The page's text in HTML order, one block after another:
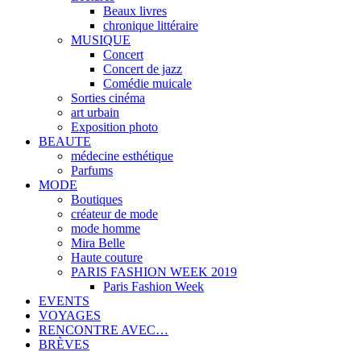
Beaux livres
chronique littéraire
MUSIQUE
Concert
Concert de jazz
Comédie muicale
Sorties cinéma
art urbain
Exposition photo
BEAUTE
médecine esthétique
Parfums
MODE
Boutiques
créateur de mode
mode homme
Mira Belle
Haute couture
PARIS FASHION WEEK 2019
Paris Fashion Week
EVENTS
VOYAGES
RENCONTRE AVEC…
BRÈVES